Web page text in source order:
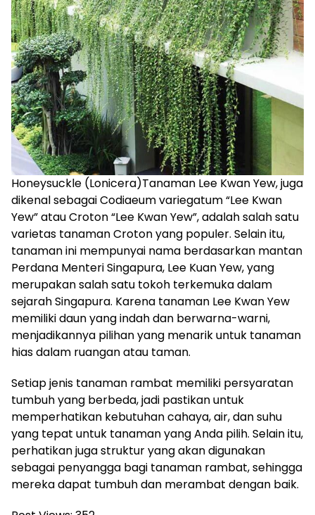
Honeysuckle (Lonicera)Tanaman Lee Kwan Yew, juga
dikenal sebagai Codiaeum variegatum “Lee Kwan
Yew” atau Croton “Lee Kwan Yew”, adalah salah satu
varietas tanaman Croton yang populer. Selain itu,
tanaman ini mempunyai nama berdasarkan mantan
Perdana Menteri Singapura, Lee Kuan Yew, yang
merupakan salah satu tokoh terkemuka dalam
sejarah Singapura. Karena tanaman Lee Kwan Yew
memiliki daun yang indah dan berwarna-warni,
menjadikannya pilihan yang menarik untuk tanaman
hias dalam ruangan atau taman.
Setiap jenis tanaman rambat memiliki persyaratan
tumbuh yang berbeda, jadi pastikan untuk
memperhatikan kebutuhan cahaya, air, dan suhu
yang tepat untuk tanaman yang Anda pilih. Selain itu,
perhatikan juga struktur yang akan digunakan
sebagai penyangga bagi tanaman rambat, sehingga
mereka dapat tumbuh dan merambat dengan baik.